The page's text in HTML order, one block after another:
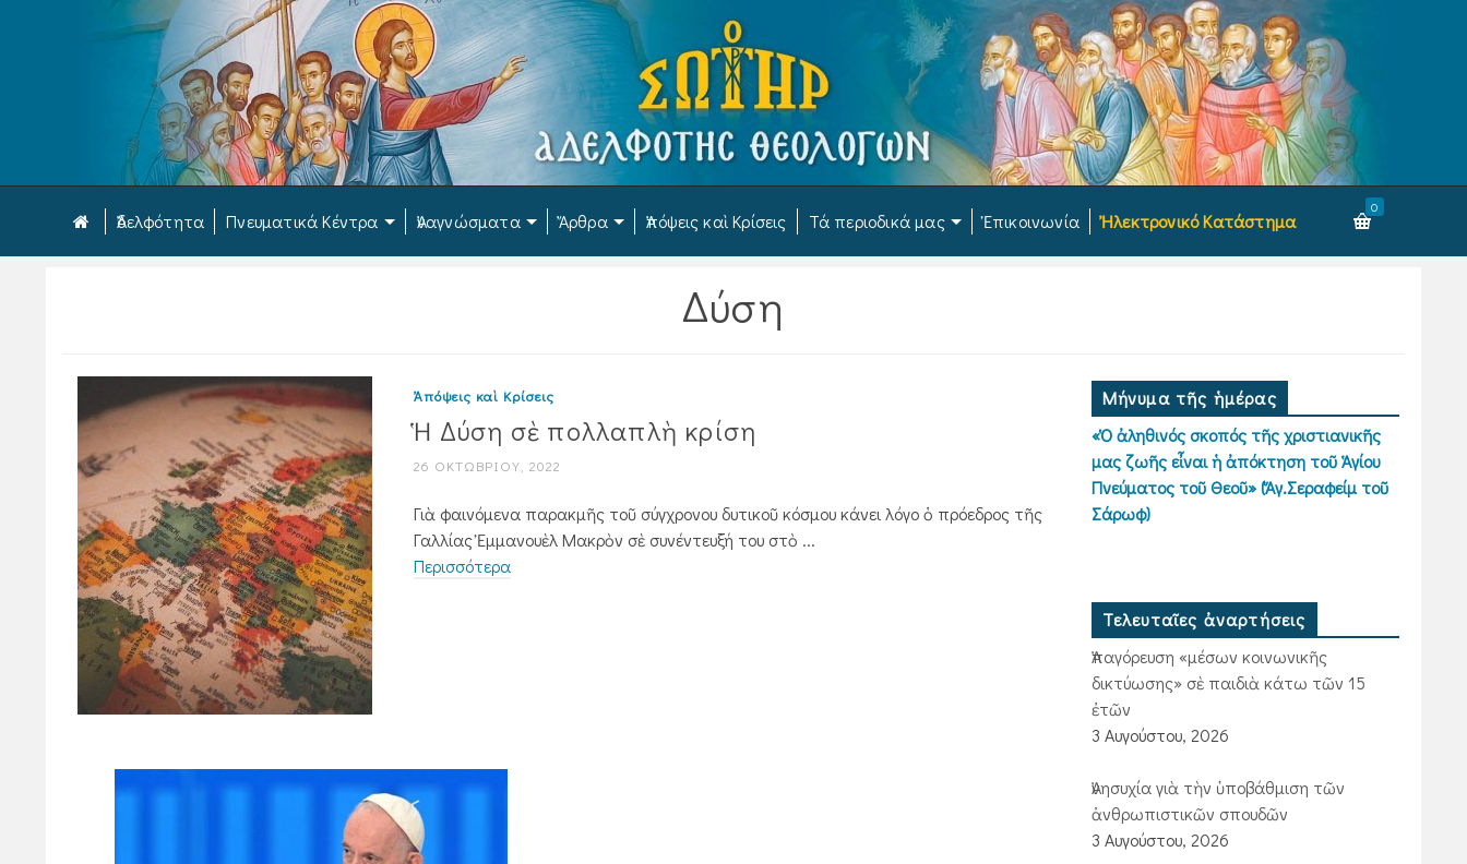
Ἀδελφότητα Πνευματικά Κέντρα Ἀναγνώσματα Ἄρθρα Ἀπόψεις καὶ Κρίσεις Τά περιοδικά μας Ἐπικοινωνία Ἠλεκτρονικό Κατάστημα
0
Δύση
Ἀπόψεις καὶ Κρίσεις
Ἡ Δύση σὲ πολλαπλὴ κρίση
26 ΟΚΤΩΒΡΊΟΥ, 2022
Γιὰ φαινόμενα παρακμῆς τοῦ σύγχρονου δυτικοῦ κόσμου κάνει λόγο ὁ πρόεδρος τῆς
Γαλλίας Ἐμμανουὲλ Μακρὸν σὲ συνέντευξή του στὸ ...
Περισσότερα
Μήνυμα τῆς ἡμέρας
«Ὁ ἀληθινός σκοπός τῆς χριστιανικῆς
μας ζωῆς εἶναι ἡ ἀπόκτηση τοῦ Ἁγίου
Πνεύματος τοῦ Θεοῦ» (Ἅγ.Σεραφείμ τοῦ
Σάρωφ)
Τελευταῖες ἀναρτήσεις
Ἀπαγόρευση «μέσων κοινωνικῆς
δικτύωσης» σὲ παιδιὰ κάτω τῶν 15
ἐτῶν
3 Αυγούστου, 2026
Ἀνησυχία γιὰ τὴν ὑποβάθμιση τῶν
ἀνθρωπιστικῶν σπουδῶν
3 Αυγούστου, 2026